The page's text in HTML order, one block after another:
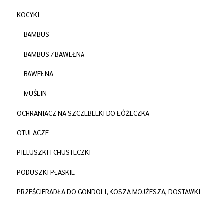
KOCYKI
BAMBUS
BAMBUS / BAWEŁNA
BAWEŁNA
MUŚLIN
OCHRANIACZ NA SZCZEBELKI DO ŁÓŻECZKA
OTULACZE
PIELUSZKI I CHUSTECZKI
PODUSZKI PŁASKIE
PRZEŚCIERADŁA DO GONDOLI, KOSZA MOJŻESZA, DOSTAWKI